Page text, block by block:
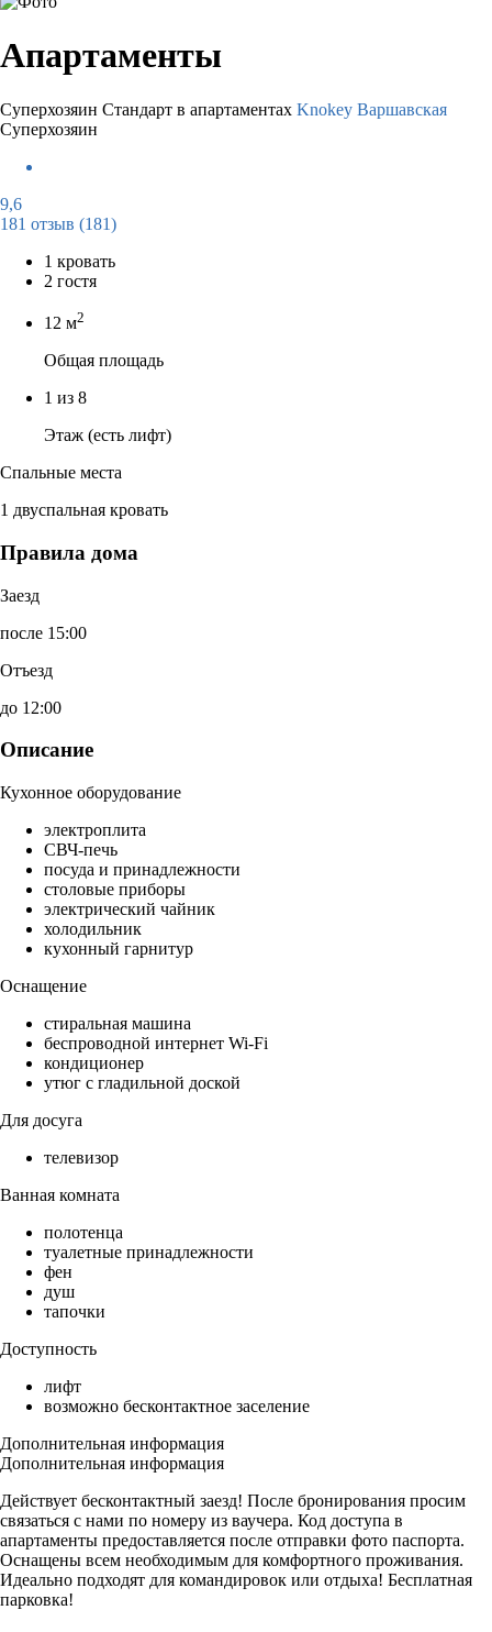
Апартаменты
Суперхозяин Стандарт в апартаментах Knokey Варшавская
Суперхозяин
9,6
181 отзыв (181)
1 кровать
2 гостя
12 м2
Общая площадь
1 из 8
Этаж (есть лифт)
Спальные места
1 двуспальная кровать
Правила дома
Заезд
после 15:00
Отъезд
до 12:00
Описание
Кухонное оборудование
электроплита
СВЧ-печь
посуда и принадлежности
столовые приборы
электрический чайник
холодильник
кухонный гарнитур
Оснащение
стиральная машина
беспроводной интернет Wi-Fi
кондиционер
утюг с гладильной доской
Для досуга
телевизор
Ванная комната
полотенца
туалетные принадлежности
фен
душ
тапочки
Доступность
лифт
возможно бесконтактное заселение
Дополнительная информация
Дополнительная информация
Действует бесконтактный заезд! После бронирования просим
связаться с нами по номеру из ваучера. Код доступа в
апартаменты предоставляется после отправки фото паспорта.
Оснащены всем необходимым для комфортного проживания.
Идеально подходят для командировок или отдыха! Бесплатная
парковка!